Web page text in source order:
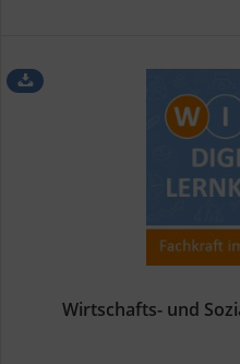
Wirtschafts- und